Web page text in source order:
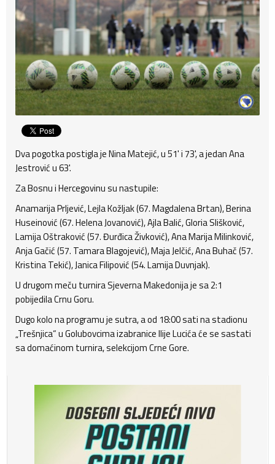
Dva pogotka postigla je Nina Matejić, u 51' i 73', a jedan Ana
Jestrović u 63'.
Za Bosnu i Hercegovinu su nastupile:
Anamarija Prljević, Lejla Kožljak (67. Magdalena Brtan), Berina
Huseinović (67. Helena Jovanović), Ajla Balić, Gloria Slišković,
Lamija Oštraković (57. Đurđica Živković), Ana Marija Milinković,
Anja Gačić (57. Tamara Blagojević), Maja Jelčić, Ana Buhač (57.
Kristina Tekić), Janica Filipović (54. Lamija Duvnjak).
U drugom meču turnira Sjeverna Makedonija je sa 2:1
pobijedila Crnu Goru.
Dugo kolo na programu je sutra, a od 18:00 sati na stadionu
„Trešnjica“ u Golubovcima izabranice Ilije Lucića će se sastati
sa domaćinom turnira, selekcijom Crne Gore.